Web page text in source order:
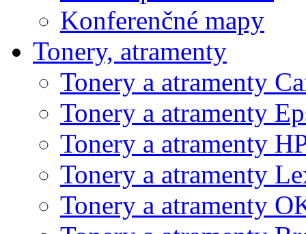
Konferenčné mapy
Tonery, atramenty
Tonery a atramenty
Tonery a atramenty
Tonery a atramenty
Tonery a atramenty
Tonery a atramenty